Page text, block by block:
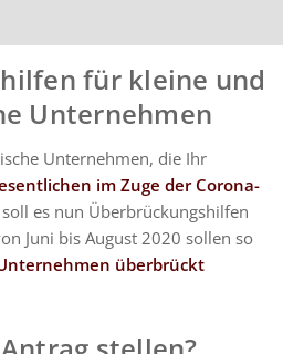
für kleine und
Unternehmen
Unternehmen, die Ihr
im Zuge der Corona-
es nun Überbrückungshilfen
Juni bis August 2020 sollen so
überbrückt